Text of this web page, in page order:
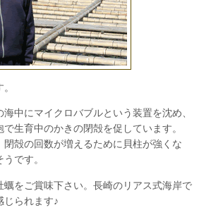
中にマイクロバブルという装置を沈め、
生育中のかきの閉殻を促しています。
殻の回数が増えるために貝柱が強くな
です。
蠣をご賞味下さい。長崎のリアス式海岸で
じられます♪